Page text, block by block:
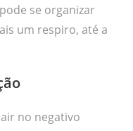
se organizar
um respiro, até a
no negativo